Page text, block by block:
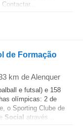
de Formação
km de Alenquer
e futsal) e 158
olímpicas: 2 de
o Sporting Clube de
Social através...